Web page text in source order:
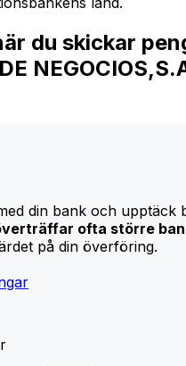
du skickar
din bank och upptäck
ofta större
på din överföring.